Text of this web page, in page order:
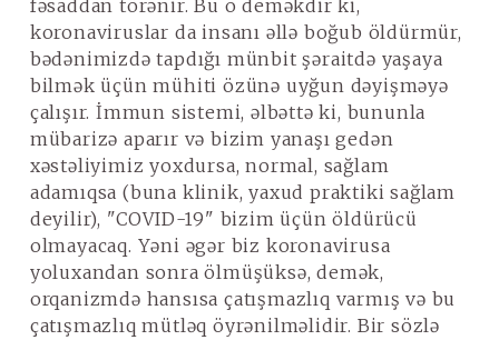
fəsaddan törənir. Bu o deməkdir ki,
koronaviruslar da insanı əllə boğub öldürmür,
bədənimizdə tapdığı münbit şəraitdə yaşaya
bilmək üçün mühiti özünə uyğun dəyişməyə
çalışır. İmmun sistemi, əlbəttə ki, bununla
mübarizə aparır və bizim yanaşı gedən
xəstəliyimiz yoxdursa, normal, sağlam
adamıqsa (buna klinik, yaxud praktiki sağlam
deyilir), "COVID-19" bizim üçün öldürücü
olmayacaq. Yəni əgər biz koronavirusa
yoluxandan sonra ölmüşüksə, demək,
orqanizmdə hansısa çatışmazlıq varmış və bu
çatışmazlıq mütləq öyrənilməlidir. Bir sözlə